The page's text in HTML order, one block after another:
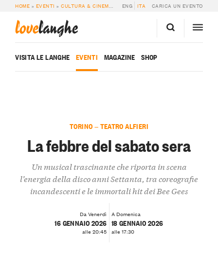
HOME » EVENTI »CULTURA & CINEMA » LA FEBBRE DEL SABATO SERA
ENG ITA CARICA UN EVENTO
lovelanghe
VISITA LE LANGHE EVENTI MAGAZINE SHOP
TORINO — TEATRO ALFIERI
La febbre del sabato sera
Un musical trascinante che riporta in scena
l’energia della disco anni Settanta, tra coreografie
incandescenti e le immortali hit dei Bee Gees
Da Venerdì
16 GENNAIO 2026
alle 20:45
A Domenica
18 GENNAIO 2026
alle 17:30